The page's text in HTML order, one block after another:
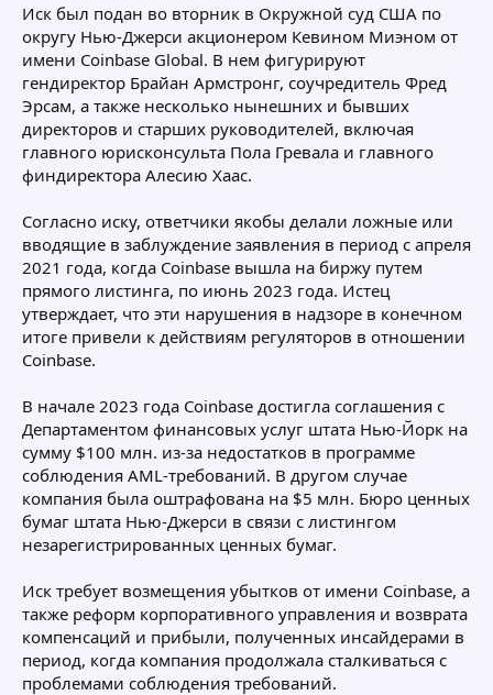
Иск был подан во вторник в Окружной суд США по
округу Нью-Джерси акционером Кевином Миэном от
имени Coinbase Global. В нем фигурируют
гендиректор Брайан Армстронг, соучредитель Фред
Эрсам, а также несколько нынешних и бывших
директоров и старших руководителей, включая
главного юрисконсульта Пола Гревала и главного
финдиректора Алесию Хаас.
Согласно иску, ответчики якобы делали ложные или
вводящие в заблуждение заявления в период с апреля
2021 года, когда Coinbase вышла на биржу путем
прямого листинга, по июнь 2023 года. Истец
утверждает, что эти нарушения в надзоре в конечном
итоге привели к действиям регуляторов в отношении
Coinbase.
В начале 2023 года Coinbase достигла соглашения с
Департаментом финансовых услуг штата Нью-Йорк на
сумму $100 млн. из-за недостатков в программе
соблюдения AML-требований. В другом случае
компания была оштрафована на $5 млн. Бюро ценных
бумаг штата Нью-Джерси в связи с листингом
незарегистрированных ценных бумаг.
Иск требует возмещения убытков от имени Coinbase, а
также реформ корпоративного управления и возврата
компенсаций и прибыли, полученных инсайдерами в
период, когда компания продолжала сталкиваться с
проблемами соблюдения требований.